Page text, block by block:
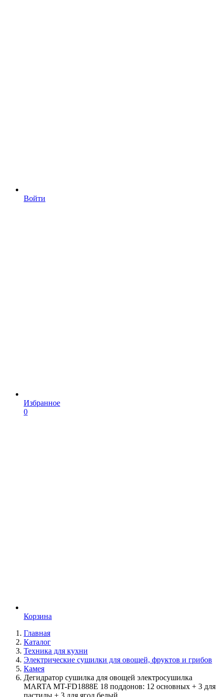
Войти
Избранное
0
Корзина
Главная
Каталог
Техника для кухни
Электрические сушилки для овощей, фруктов и грибов
Камея
Дегидратор сушилка для овощей электросушилка
MARTA MT-FD1888E 18 поддонов: 12 основных + 3 для
пастилы + 3 для ягод белый